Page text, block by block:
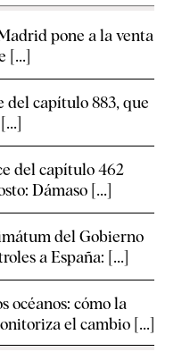
pone a la venta
[...]
del capítulo 883, que
del capítulo 462
Dámaso [...]
del Gobierno
a España: [...]
océanos: cómo la
el cambio [...]